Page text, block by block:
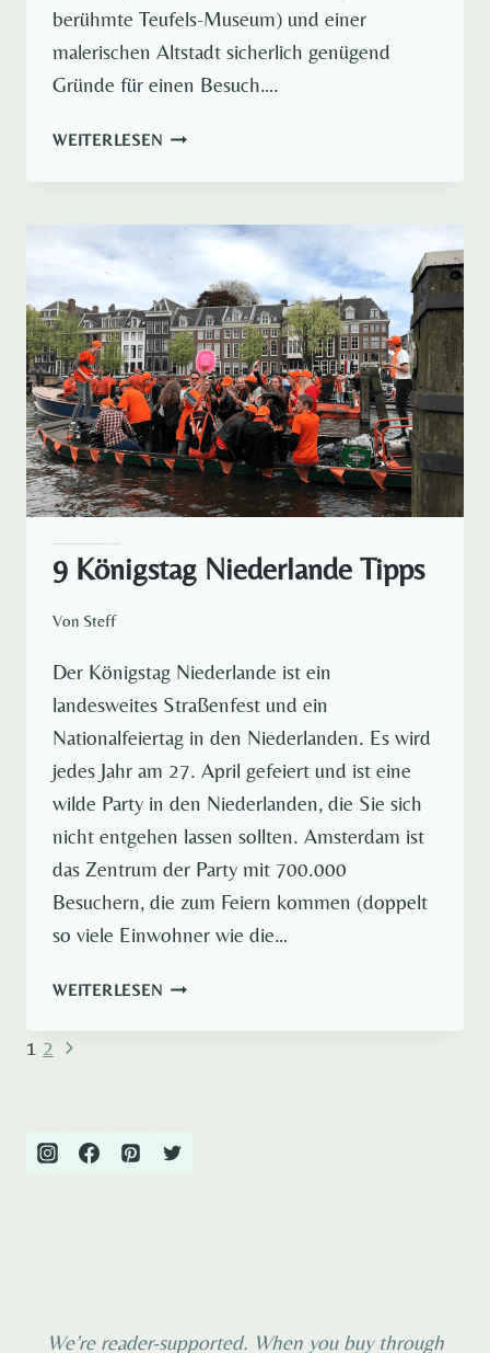
berühmte Teufels-Museum) und einer
malerischen Altstadt sicherlich genügend
Gründe für einen Besuch….
WEITERLESENSTREET
IN
9 Königstag Niederlande Tipps
Von Steff
Der Königstag Niederlande ist ein
landesweites Straßenfest und ein
Nationalfeiertag in den Niederlanden. Es wird
jedes Jahr am 27. April gefeiert und ist eine
wilde Party in den Niederlanden, die Sie sich
nicht entgehen lassen sollten. Amsterdam ist
das Zentrum der Party mit 700.000
Besuchern, die zum Feiern kommen (doppelt
so viele Einwohner wie die…
WEITERLESEN9
NIEDERLANDE
Seitennavigation
1 2 Nächste
We’re reader-supported. When you buy through